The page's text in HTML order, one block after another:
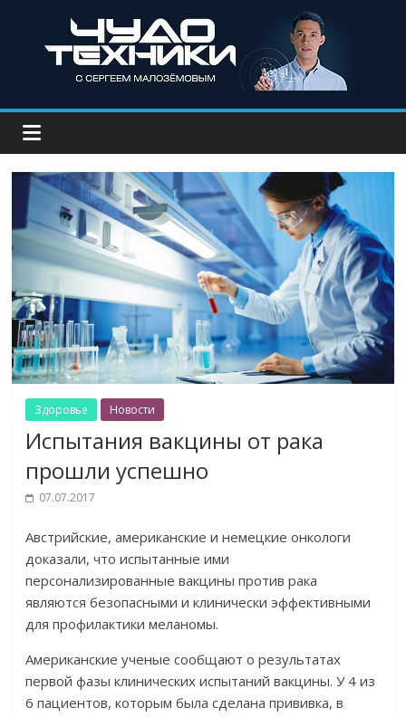
Здоровье Новости
Испытания вакцины от рака
прошли успешно
07.07.2017
Австрийские, американские и немецкие онкологи
доказали, что испытанные ими
персонализированные вакцины против рака
являются безопасными и клинически эффективными
для профилактики меланомы.
Американские ученые сообщают о результатах
первой фазы клинических испытаний вакцины. У 4 из
6 пациентов, которым была сделана прививка, в